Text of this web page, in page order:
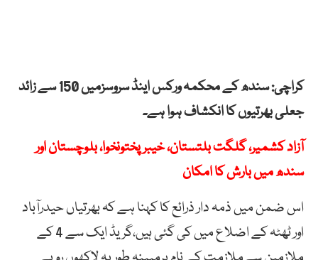
کراچی: سندھ کے محکمہ ورکس اینڈ سروسزمیں 150 سے زائد
جعلی بھرتیوں کا انکشاف ہوا ہے۔
آزاد کشمیر، گلگت بلتستان، خیبر پختونخوا، بلوچستان اور
سندھ میں بارش کا امکان
اس ضمن میں ذمہ دار ذرائع کا کہنا ہے کہ بھرتیاں حیدرآباد
اور ٹھٹہ کے اضلاع میں کی گئی ہیں،گریڈ ایک سے 4 کے